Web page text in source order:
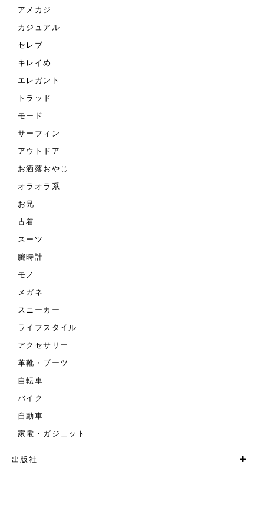
アメカジ
カジュアル
セレブ
キレイめ
エレガント
トラッド
モード
サーフィン
アウトドア
お洒落おやじ
オラオラ系
お兄
古着
スーツ
腕時計
モノ
メガネ
スニーカー
ライフスタイル
アクセサリー
革靴・ブーツ
自転車
バイク
自動車
家電・ガジェット
出版社